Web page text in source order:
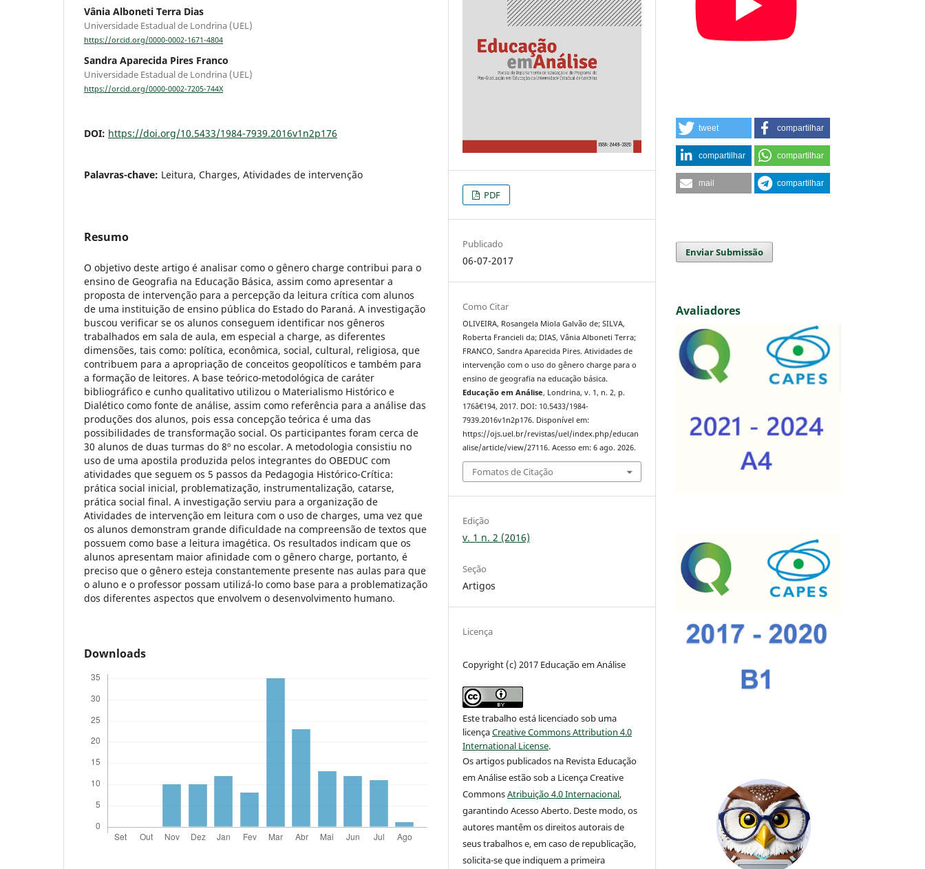
Vânia Alboneti Terra Dias
Universidade Estadual de Londrina (UEL)
https://orcid.org/0000-0002-1671-4804
Sandra Aparecida Pires Franco
Universidade Estadual de Londrina (UEL)
https://orcid.org/0000-0002-7205-744X
DOI: https://doi.org/10.5433/1984-7939.2016v1n2p176
Palavras-chave: Leitura, Charges, Atividades de intervenção
Resumo
O objetivo deste artigo é analisar como o gênero charge contribui para o
ensino de Geografia na Educação Básica, assim como apresentar a
proposta de intervenção para a percepção da leitura crítica com alunos
de uma instituição de ensino pública do Estado do Paraná. A investigação
buscou verificar se os alunos conseguem identificar nos gêneros
trabalhados em sala de aula, em especial a charge, as diferentes
dimensões, tais como: política, econômica, social, cultural, religiosa, que
contribuem para a apropriação de conceitos geopolíticos e também para
a formação de leitores. A base teórico-metodológica de caráter
bibliográfico e cunho qualitativo utilizou o Materialismo Histórico e
Dialético como fonte de análise, assim como referência para a análise das
produções dos alunos, pois essa concepção teórica é uma das
possibilidades de transformação social. Os participantes foram cerca de
30 alunos de duas turmas do 8º no escolar. A metodologia consistiu no
uso de uma apostila produzida pelos integrantes do OBEDUC com
atividades que seguem os 5 passos da Pedagogia Histórico-Crítica:
prática social inicial, problematização, instrumentalização, catarse,
prática social final. A investigação serviu para a organização de
Atividades de intervenção em leitura com o uso de charges, uma vez que
os alunos demonstram grande dificuldade na compreensão de textos que
possuem como base a leitura imagética. Os resultados indicam que os
alunos apresentam maior afinidade com o gênero charge, portanto, é
preciso que o gênero esteja constantemente presente nas aulas para que
o aluno e o professor possam utilizá-lo como base para a problematização
dos diferentes aspectos que envolvem o desenvolvimento humano.
Downloads
PDF
Publicado
06-07-2017
Como Citar
OLIVEIRA, Rosangela Miola Galvão de; SILVA,
Roberta Francieli da; DIAS, Vânia Alboneti Terra;
FRANCO, Sandra Aparecida Pires. Atividades de
intervenção com o uso do gênero charge para o
ensino de geografia na educação básica.
Educação em Análise, Londrina, v. 1, n. 2, p.
176â€194, 2017. DOI: 10.5433/1984-
7939.2016v1n2p176. Disponível em:
https://ojs.uel.br/revistas/uel/index.php/educan
alise/article/view/27116. Acesso em: 6 ago. 2026.
Fomatos de Citação
Edição
v. 1 n. 2 (2016)
Seção
Artigos
Licença
Copyright (c) 2017 Educação em Análise
Este trabalho está licenciado sob uma
licençaCreative Commons Attribution 4.0
International License.
Os artigos publicados na Revista Educação
em Análise estão sob a Licença Creative
CommonsAtribuição 4.0 Internacional,
garantindo Acesso Aberto. Deste modo, os
autores mantêm os direitos autorais de
seus trabalhos e, em caso de republicação,
solicita-se que indiquem a primeira
tweet compartilhar
compartilhar compartilhar
mail compartilhar
Enviar Submissão
Avaliadores